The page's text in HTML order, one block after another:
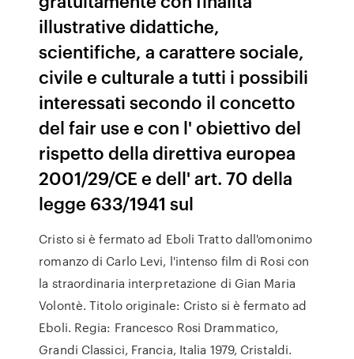
illustrative didattiche,
scientifiche, a carattere sociale,
civile e culturale a tutti i possibili
interessati secondo il concetto
del fair use e con l' obiettivo del
rispetto della direttiva europea
2001/29/CE e dell' art. 70 della
legge 633/1941 sul
Cristo si è fermato ad Eboli Tratto dall'omonimo
romanzo di Carlo Levi, l'intenso film di Rosi con
la straordinaria interpretazione di Gian Maria
Volontè. Titolo originale: Cristo si è fermato ad
Eboli. Regia: Francesco Rosi Drammatico,
Grandi Classici, Francia, Italia 1979, Cristaldi.